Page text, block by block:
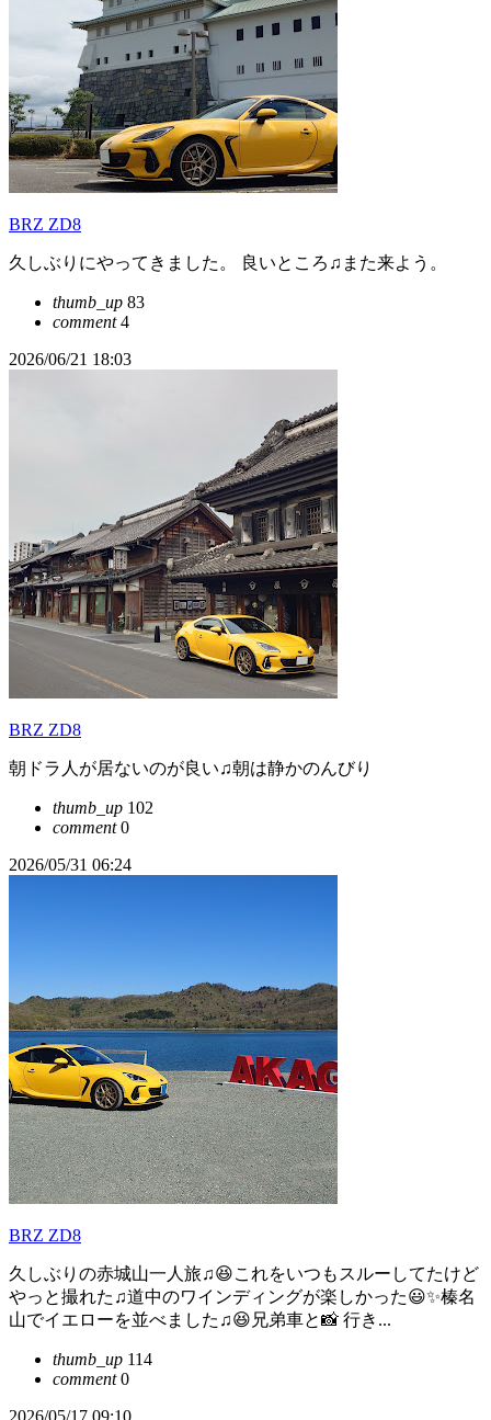
BRZ ZD8
久しぶりにやってきました。 良いところ♫また来よう。
thumb_up 83
comment4
2026/06/21 18:03
BRZ ZD8
朝ドラ人が居ないのが良い♫朝は静かのんびり
thumb_up 102
comment0
2026/05/31 06:24
BRZ ZD8
久しぶりの赤城山一人旅♫😆これをいつもスルーしてたけど
やっと撮れた♫道中のワインディングが楽しかった😃✨️榛名
山でイエローを並べました♫😆兄弟車と📸 行き...
thumb_up 114
comment0
2026/05/17 09:10